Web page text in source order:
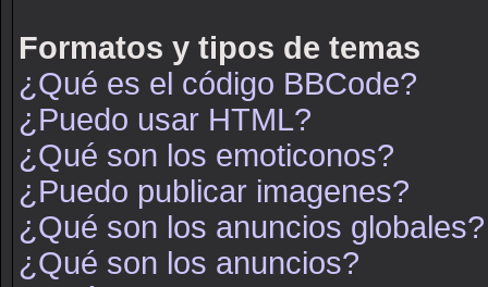
Formatos y tipos de temas
¿Qué es el código BBCode?
¿Puedo usar HTML?
¿Qué son los emoticonos?
¿Puedo publicar imagenes?
¿Qué son los anuncios globales?
¿Qué son los anuncios?